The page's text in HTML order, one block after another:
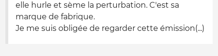
elle hurle et sème la perturbation. C'est sa
marque de fabrique.
Je me suis obligée de regarder cette émission(...)